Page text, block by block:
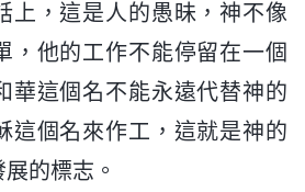
上，這是人的愚昧，神不像
，他的工作不能停留在一個
華這個名不能永遠代替神的
這個名來作工，這就是神的
的標志。